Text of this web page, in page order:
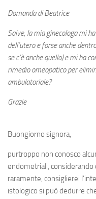
NON SOLO OMEOPATIA
STORIA E SVILUPPO
RECENSIONI
Domanda di Beatrice
Salve, la mia ginecologa mi
dell’utero e forse anche
se c’è anche quello) e mi ha
rimedio omeopatico per
ambulatoriale?
Grazie
Buongiorno signora,
purtroppo non conosco
endometriali,
raramente, consiglierei
istologico si può dedurre